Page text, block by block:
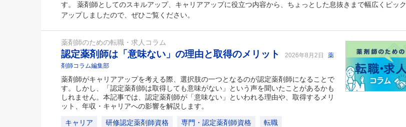
す。 薬剤師としてのスキルアップ、キャリアアップに役立つ内容から、ちょっとした息抜きまで幅広くピック
アップしましたので、ぜひご覧ください。
薬剤師のための転職・求人コラム
認定薬剤師は「意味ない」の理由と取得のメリット 2026年8月2日
薬
剤師コラム編集部
薬剤師がキャリアアップを考える際、選択肢の一つとなるのが認定薬剤師になることで
す。しかし、「認定薬剤師は取得しても意味がない」という声を聞いたことがあるかも
しれません。本記事では、認定薬剤師が「意味ない」といわれる理由や、取得するメリ
ット、年収・キャリアへの影響を解説します。
キャリア 研修認定薬剤師資格 専門・認定薬剤師資格 転職